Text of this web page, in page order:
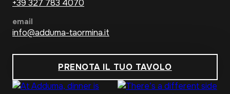
+39 327 783 4070
email
info@adduma-taormina.it
PRENOTA IL TUO TAVOLO